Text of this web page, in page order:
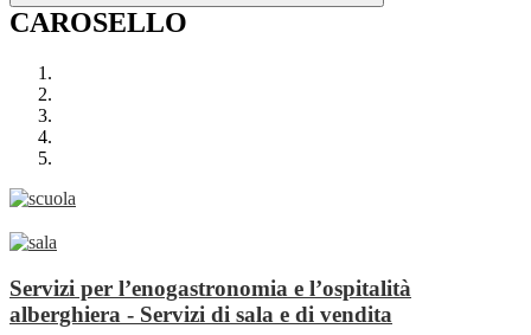
CAROSELLO
Servizi per l’enogastronomia e l’ospitalità
alberghiera - Servizi di sala e di vendita